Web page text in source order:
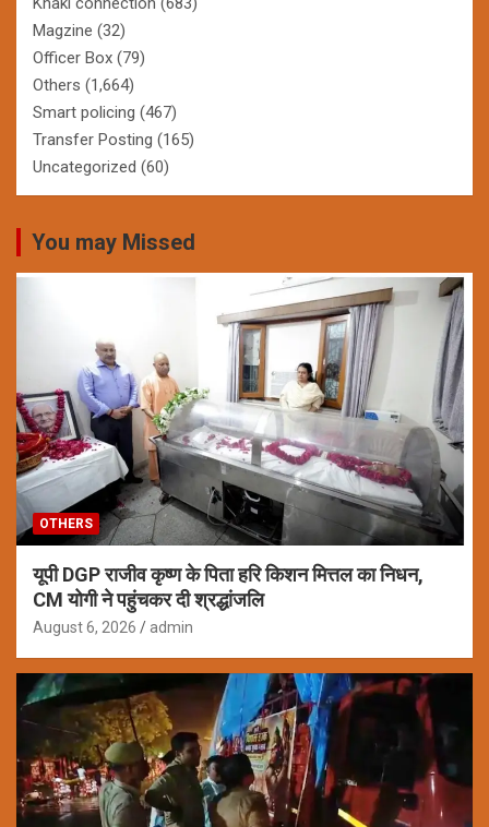
Magzine (32)
Officer Box (79)
Others (1,664)
Smart policing (467)
Transfer Posting (165)
Uncategorized (60)
You may Missed
OTHERS
यूपी DGP राजीव कृष्ण के पिता हरि किशन मित्तल का निधन,
CM योगी ने पहुंचकर दी श्रद्धांजलि
August 6, 2026 admin